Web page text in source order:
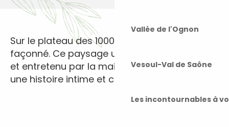
Vallée de l'Ognon
Vesoul-Val de Saône
Les incontournables à
Sur le plateau des 1000 Étangs, l’eau a tout
façonné. Ce paysage unique, né des glaciers
et entretenu par la main de l’homme, raconte
une histoire intime et collective.